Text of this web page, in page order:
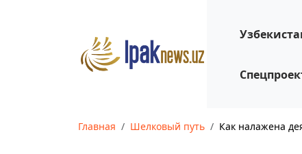
Главная Шелковый путь Как налажена